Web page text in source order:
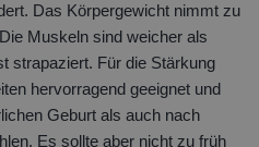
Das Körpergewicht nimmt zu
Muskeln sind weicher als
strapaziert. Für die Stärkung
hervorragend geeignet und
Geburt als auch nach
Es sollte aber nicht zu früh